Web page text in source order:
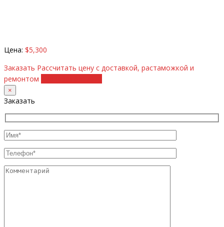
Цена: $5,300
Заказать Рассчитать цену с доставкой, растаможкой и
ремонтом
×
Заказать